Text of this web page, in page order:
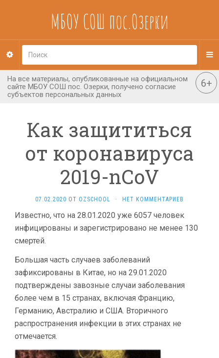
МБОУ СОШ пос.Озерки
Как защититься
от коронавируса
2019-nCoV
07.02.2020 ОТ OZSCHOOL · НЕТ КОММЕНТАРИЕВ
Известно, что на 28.01.2020 уже 6057 человек
инфицированы и зарегистрировано не менее 130
смертей.
Большая часть случаев заболеваний
зафиксированы в Китае, но на 29.01.2020
подтверждены завозные случаи заболевания
более чем в 15 странах, включая Францию,
Германию, Австралию и США. Вторичного
распространения инфекции в этих странах не
отмечается.